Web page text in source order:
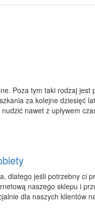
Poza tym taki rodzaj jest
za kolejne dziesięć
nawet z upływem
dlatego jeśli potrzebny ci
naszego sklepu i
dla naszych klientów